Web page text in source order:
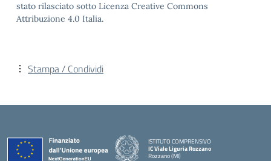
stato rilasciato sotto Licenza Creative Commons
Attribuzione 4.0 Italia.
Stampa / Condividi
ISTITUTO COMPRENSIVO
IC Viale Liguria Rozzano
Rozzano (MI)